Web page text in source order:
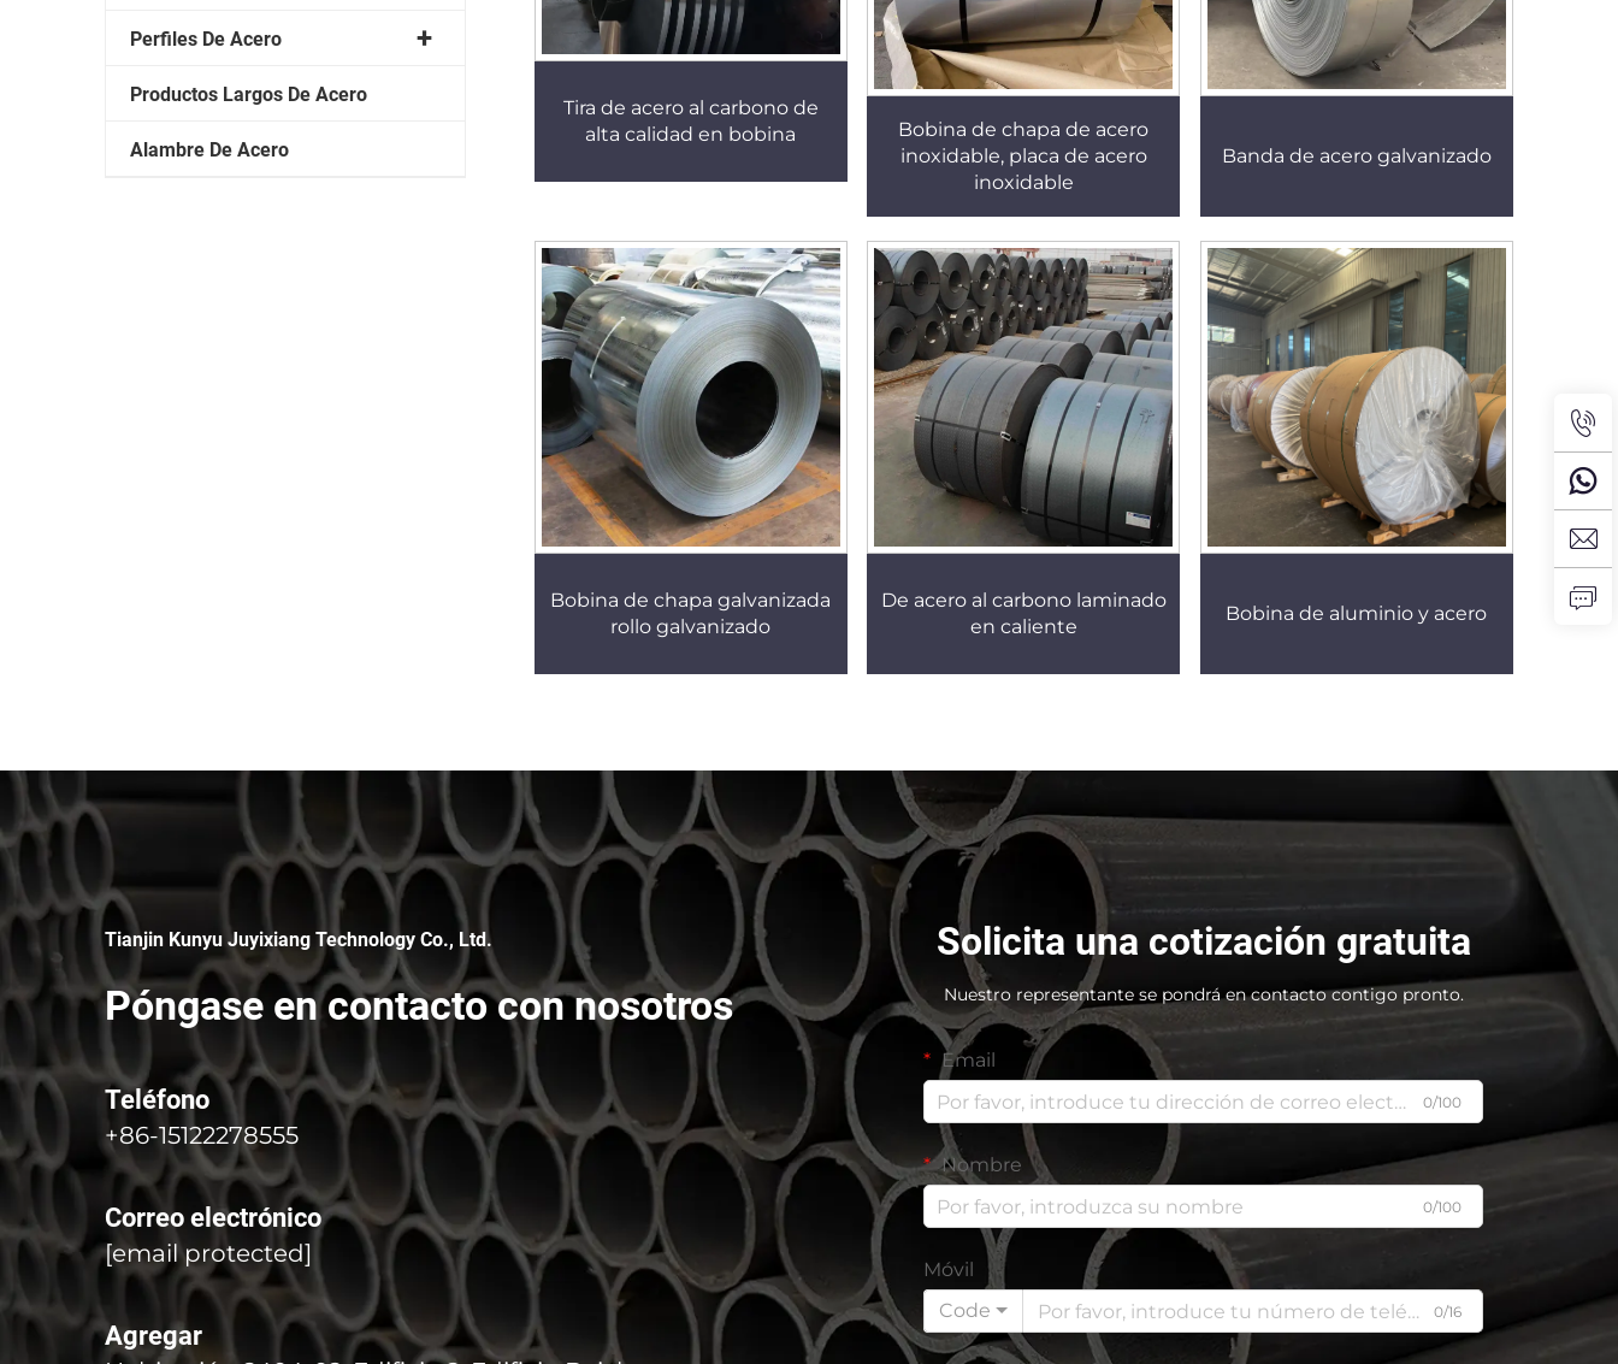
Perfiles De Acero
Productos Largos De Acero
Alambre De Acero
Tira de acero al carbono de
alta calidad en bobina
Bobina de chapa de acero
inoxidable, placa de acero
inoxidable
Banda de acero galvanizado
Bobina de chapa galvanizada
rollo galvanizado
De acero al carbono laminado
en caliente
Bobina de aluminio y acero
Tianjin Kunyu Juyixiang Technology Co., Ltd.
Póngase en contacto con nosotros
Teléfono
+86-15122278555
Correo electrónico
[email protected]
Agregar
Solicita una cotización gratuita
Nuestro representante se pondrá en contacto contigo pronto.
Email
0/100
Nombre
0/100
Móvil
Code
0/16